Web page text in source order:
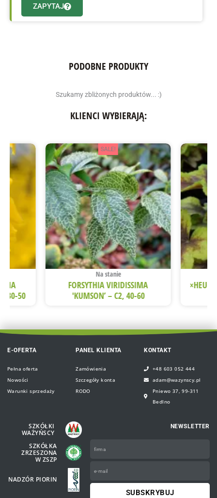
ZAPYTAJ
PODOBNE PRODUKTY
Szukamy zbliżonych produktów... :)
KLIENCI WYBIERAJĄ:
30-50
SALE!
Na stanie
FORSYTHIA VIRIDISSIMA
'KUMSON’ – C2, 40-60
E-OFERTA
Pełna oferta
Nowości
Warunki sprzedaży
PANEL KLIENTA
Zamówienia
Szczegóły konta
RODO
KONTAKT
+48 603 052 444
adam@wazynscy.pl
Pniewo 37, 99-311
Bedlno
SZKÓŁKI
WAŻYŃSCY
SZKÓŁKA
ZRZESZONA
W ZSZP
NADZÓR PIORIN
NEWSLETTER
mail
SUBSKRYBUJ